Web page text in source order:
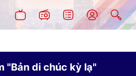
"Bản di chúc kỳ lạ"